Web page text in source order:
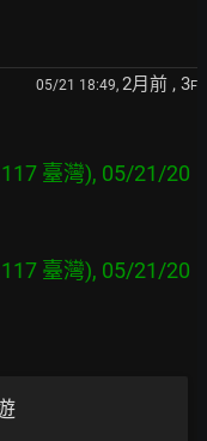
05/21 18:49, 2月前 , 3F
臺灣), 05/21/20
臺灣), 05/21/20